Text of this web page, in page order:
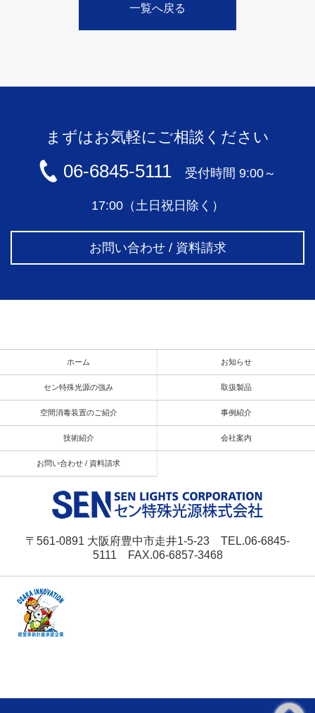
一覧へ戻る
まずはお気軽にご相談ください
06-6845-5111 受付時間 9:00～
17:00（土日祝日除く）
お問い合わせ / 資料請求
ホーム お知らせ
セン特殊光源の強み 取扱製品
空間消毒装置のご紹介 事例紹介
技術紹介 会社案内
お問い合わせ / 資料請求
〒561-0891 大阪府豊中市走井1-5-23 TEL.06-6845-
5111 FAX.06-6857-3468